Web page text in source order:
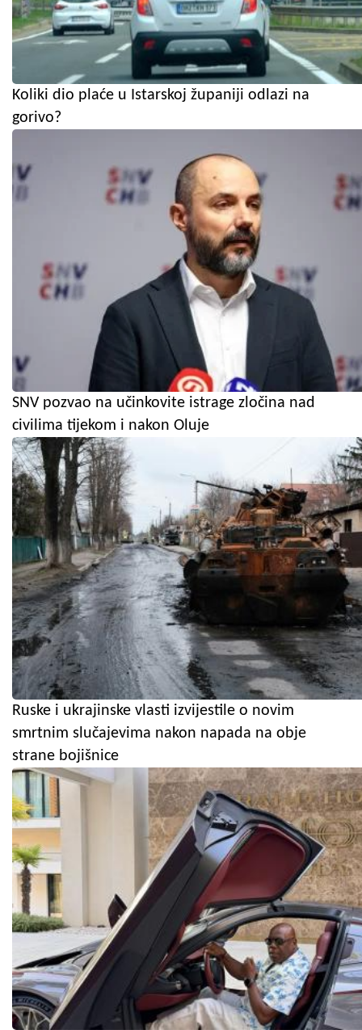
Koliki dio plaće u Istarskoj županiji odlazi na
gorivo?
SNV pozvao na učinkovite istrage zločina nad
civilima tijekom i nakon Oluje
Ruske i ukrajinske vlasti izvijestile o novim
smrtnim slučajevima nakon napada na obje
strane bojišnice